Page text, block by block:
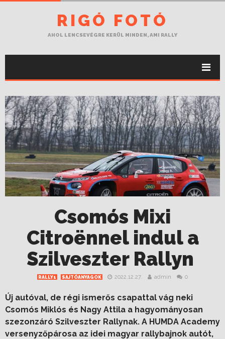
RIGÓ FOTÓ
AHOL LENCSEVÉGRE KERÜL MINDEN, AMI RALLY
Csomós Mixi
Citroënnel indul a
Szilveszter Rallyn
RALLY1 SAJTÓANYAGOK 2022.12.27. admin 0
Új autóval, de régi ismerős csapattal vág neki
Csomós Miklós és Nagy Attila a hagyományosan
szezonzáró Szilveszter Rallynak. A HUMDA Academy
versenyzőpárosa az idei magyar rallybajnok autót,